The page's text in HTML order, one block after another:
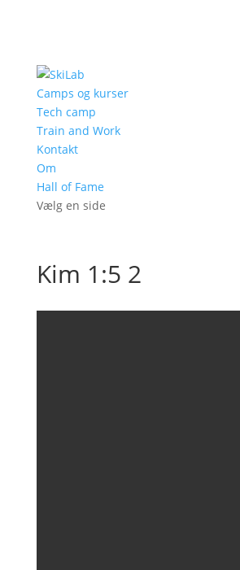
Camps og kurser
Tech camp
Train and Work
Kontakt
Om
Hall of Fame
Vælg en side
Kim 1:5 2